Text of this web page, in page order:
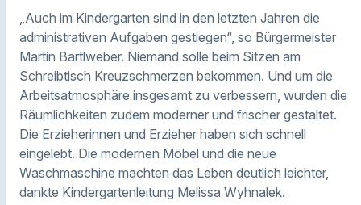
„Auch im Kindergarten sind in den letzten Jahren die
administrativen Aufgaben gestiegen“, so Bürgermeister
Martin Bartlweber. Niemand solle beim Sitzen am
Schreibtisch Kreuzschmerzen bekommen. Und um die
Arbeitsatmosphäre insgesamt zu verbessern, wurden die
Räumlichkeiten zudem moderner und frischer gestaltet.
Die Erzieherinnen und Erzieher haben sich schnell
eingelebt. Die modernen Möbel und die neue
Waschmaschine machten das Leben deutlich leichter,
dankte Kindergartenleitung Melissa Wyhnalek.